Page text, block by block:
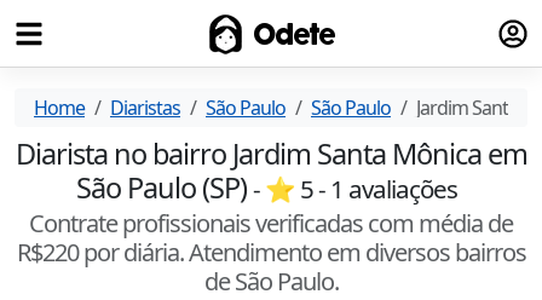
Odete
Home Diaristas São Paulo São Paulo Jardim Santa
Diarista no bairro Jardim Santa Mônica em
São Paulo (SP)- ⭐ 5- 1 avaliações
Contrate profissionais verificadas com média de
R$220por diária. Atendimentoem diversos bairros
de São Paulo.